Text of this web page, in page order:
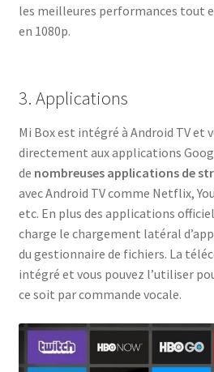
les meilleures performances tout
en 1080p.
3. Applications
Mi Box est intégré à Android TV et
directement aux applications
de nombreuses applications de
avec Android TV comme Netflix,
etc. En plus des applications
charge le chargement latéral
du gestionnaire de fichiers. La
intégré et vous pouvez l’utiliser
ce soit par commande vocale.